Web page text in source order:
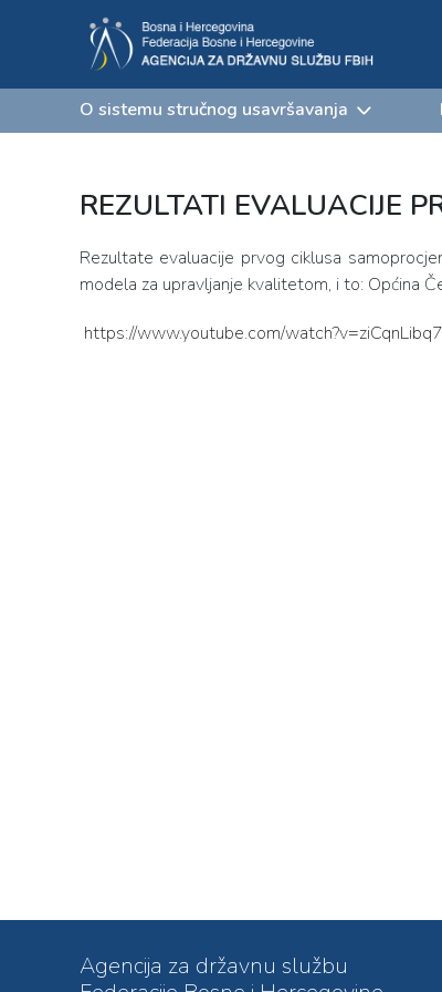
O sistemu stručnog usavršavanja
REZULTATI EVALUACIJE
Rezultate evaluacije prvog ciklusa
modela za upravljanje kvalitetom, i to: Općina
https://www.youtube.com/
Agencija za državnu službu